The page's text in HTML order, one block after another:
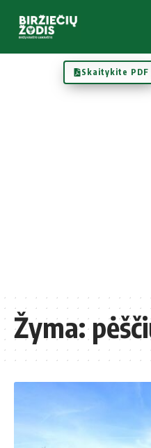
Skaitykite PDF
Žyma: